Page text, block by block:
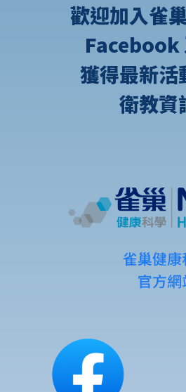
歡迎加入雀
Facebook
獲得最新活
衛教資